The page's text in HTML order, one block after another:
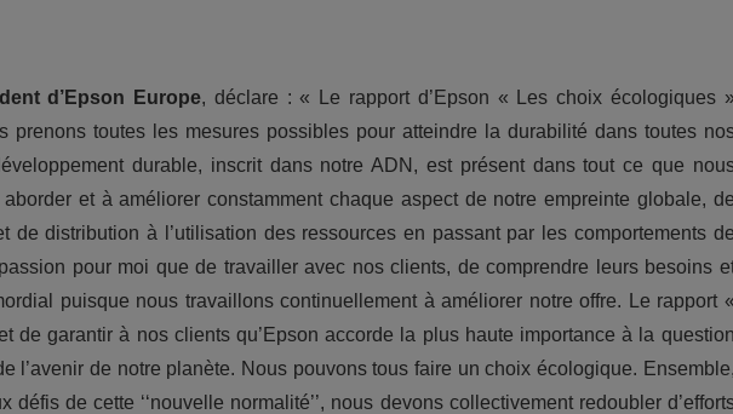
d’Epson Europe, déclare : « Le rapport d’Epson « Les choix écologiques »
prenons toutes les mesures possibles pour atteindre la durabilité dans toutes
durable, inscrit dans notre ADN, est présent dans tout ce que
et à améliorer constamment chaque aspect de notre empreinte globale, de
de distribution à l’utilisation des ressources en passant par les comportements de
pour moi que de travailler avec nos clients, de comprendre leurs besoins
puisque nous travaillons continuellement à améliorer notre offre. Le rapport «
de garantir à nos clients qu’Epson accorde la plus haute importance à la question
l’avenir de notre planète. Nous pouvons tous faire un choix écologique. Ensemble,
de cette ‘‘nouvelle normalité’’, nous devons collectivement redoubler